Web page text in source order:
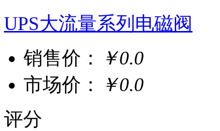
UPS大流量系列电磁阀
销售价：
￥0.0
市场价：
￥0.0
评分